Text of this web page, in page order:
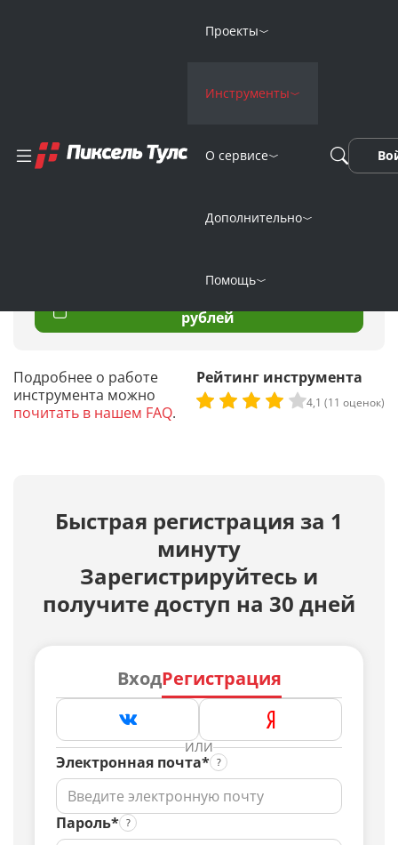
Проекты
Инструменты
О сервисе
Дополнительно
Помощь
Поиск зеркал для
домена
рублей
Подробнее о работе
инструмента можно
почитать в нашем FAQ.
Рейтинг инструмента
4,1 (11 оценок)
Быстрая регистрация за 1
минуту
Зарегистрируйтесь и
получите доступ на 30 дней
ВходРегистрация
ИЛИ
Электронная почта*
Пароль*